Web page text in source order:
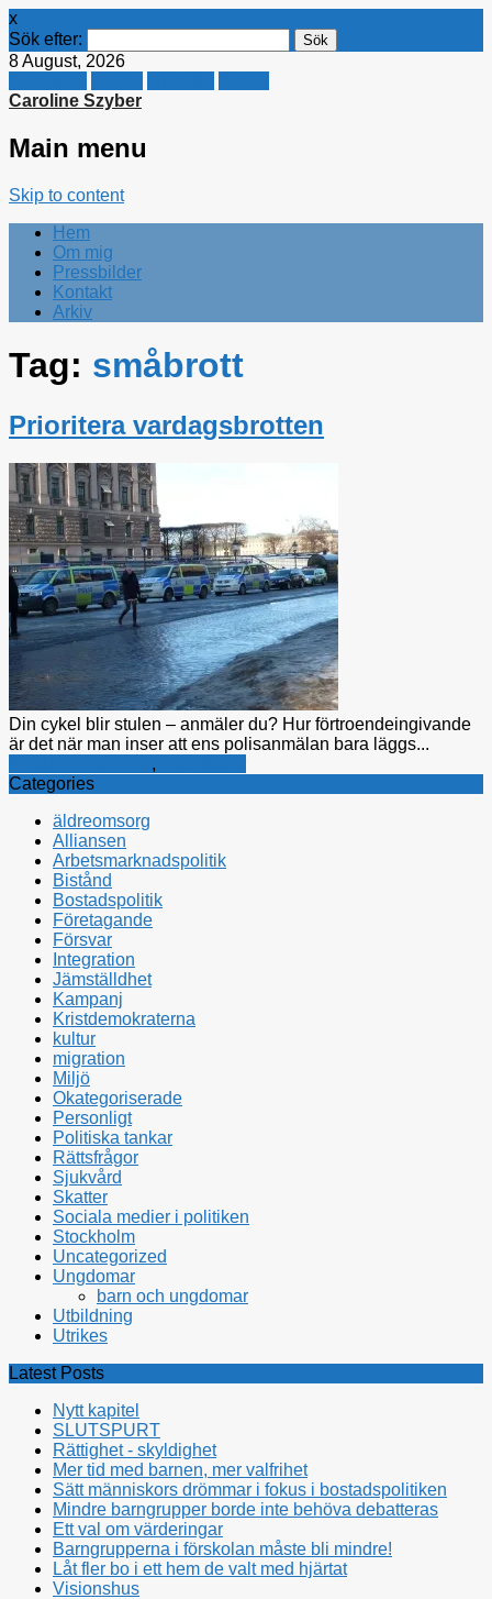
x
Sök efter:
8 August, 2026
Caroline Szyber
Main menu
Skip to content
Hem
Om mig
Pressbilder
Kontakt
Arkiv
Tag: småbrott
Prioritera vardagsbrotten
Din cykel blir stulen – anmäler du? Hur förtroendeingivande
är det när man inser att ens polisanmälan bara läggs...
,
Categories
äldreomsorg
Alliansen
Arbetsmarknadspolitik
Bistånd
Bostadspolitik
Företagande
Försvar
Integration
Jämställdhet
Kampanj
Kristdemokraterna
kultur
migration
Miljö
Okategoriserade
Personligt
Politiska tankar
Rättsfrågor
Sjukvård
Skatter
Sociala medier i politiken
Stockholm
Uncategorized
Ungdomar
barn och ungdomar
Utbildning
Utrikes
Latest Posts
Nytt kapitel
SLUTSPURT
Rättighet - skyldighet
Mer tid med barnen, mer valfrihet
Sätt människors drömmar i fokus i bostadspolitiken
Mindre barngrupper borde inte behöva debatteras
Ett val om värderingar
Barngrupperna i förskolan måste bli mindre!
Låt fler bo i ett hem de valt med hjärtat
Visionshus